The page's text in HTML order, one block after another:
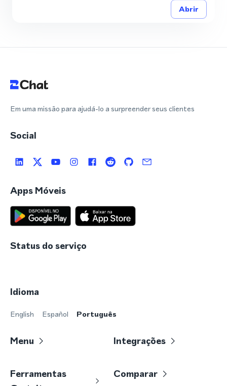
Abrir
Em uma missão para ajudá-lo a surpreender seus clientes
Social
Apps Móveis
Status do serviço
Idioma
English Español Português
Menu Integrações
Ferramentas
Comparar